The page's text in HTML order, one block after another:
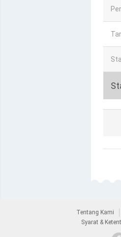
Tentang Kami
Syarat &